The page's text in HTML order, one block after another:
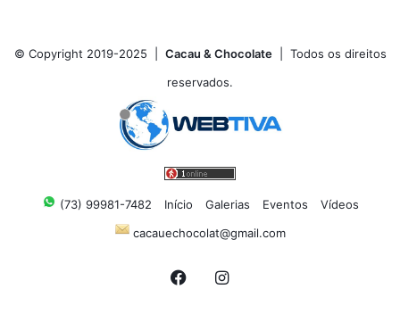
© Copyright 2019-2025 | Cacau & Chocolate| Todos os direitos
reservados.
(73) 99981-7482 Início Galerias Eventos
Vídeos
cacauechocolat@gmail.com
FacebookInstagram